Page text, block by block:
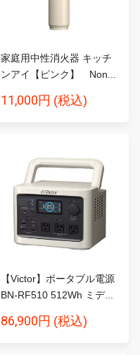
家庭用中性消火器 キッチ
ンアイ【ピンク】 Non...
11,000円 (税込)
【Victor】ポータブル電源
BN-RF510 512Wh ミデ...
86,900円 (税込)